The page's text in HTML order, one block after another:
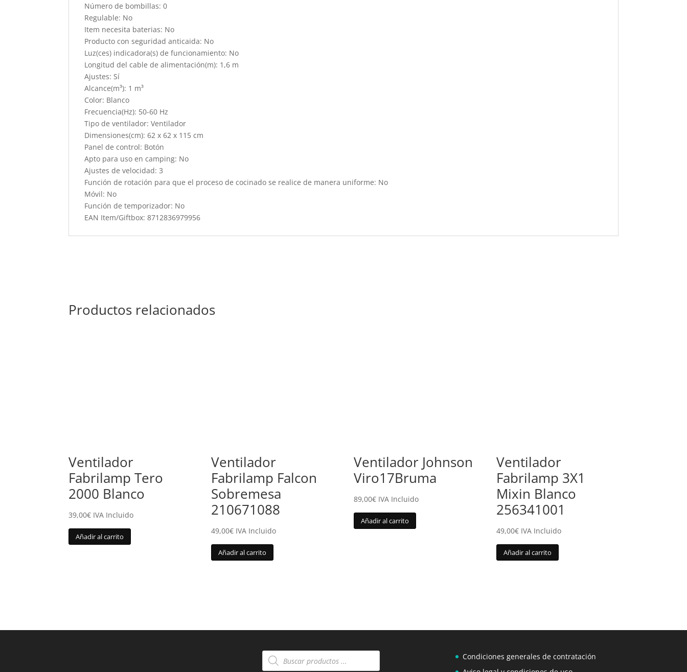
Número de bombillas: 0
Regulable: No
Item necesita baterias: No
Producto con seguridad anticaida: No
Luz(ces) indicadora(s) de funcionamiento: No
Longitud del cable de alimentación(m): 1,6 m
Ajustes: Sí
Alcance(m³): 1 m³
Color: Blanco
Frecuencia(Hz): 50-60 Hz
Tipo de ventilador: Ventilador
Dimensiones(cm): 62 x 62 x 115 cm
Panel de control: Botón
Apto para uso en camping: No
Ajustes de velocidad: 3
Función de rotación para que el proceso de cocinado se realice de manera uniforme: No
Móvil: No
Función de temporizador: No
EAN Item/Giftbox: 8712836979956
Productos relacionados
Ventilador
Fabrilamp Tero
2000 Blanco
39,00€ IVA Incluido
Añadir al carrito
Ventilador
Fabrilamp Falcon
Sobremesa
210671088
49,00€ IVA Incluido
Añadir al carrito
Ventilador Johnson
Viro17Bruma
89,00€ IVA Incluido
Añadir al carrito
Ventilador
Fabrilamp 3X1
Mixin Blanco
256341001
49,00€ IVA Incluido
Añadir al carrito
Búsqueda
de
Condiciones generales de contratación